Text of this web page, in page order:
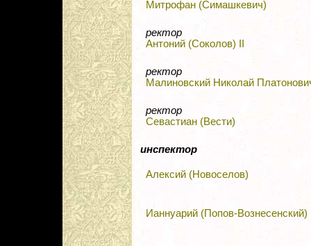
Митрофан (Симашкевич)
ректор
Антоний (Соколов) II
ректор
Малиновский Николай
ректор
Севастиан (Вести)
инспектор
Алексий (Новоселов)
Ианнуарий (Попов-Вознесенский)